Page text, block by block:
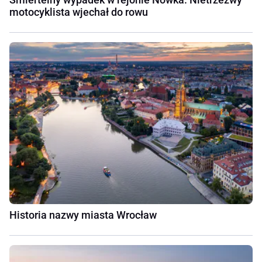
motocyklista wjechał do rowu
Historia nazwy miasta Wrocław